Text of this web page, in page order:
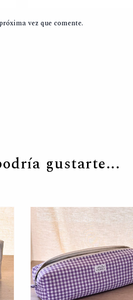
vez que comente.
gustarte...